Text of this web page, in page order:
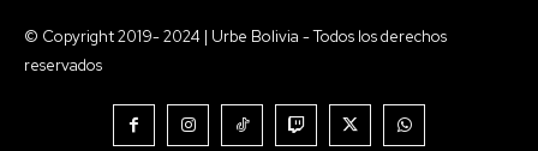
© Copyright 2019- 2024 | Urbe Bolivia - Todos los derechos
reservados